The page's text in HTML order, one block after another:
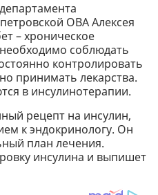
ОВА Алексея
– хроническое
соблюдать
контролировать
принимать лекарства.
в инсулинотерапии.
рецепт на инсулин,
к эндокринологу. Он
план лечения.
инсулина и выпишет